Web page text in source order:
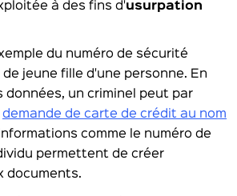
à des fins d'usurpation
du numéro de sécurité
jeune fille d'une personne. En
données, un criminel peut par
demande de carte de crédit au nom
comme le numéro de
permettent de créer
documents.